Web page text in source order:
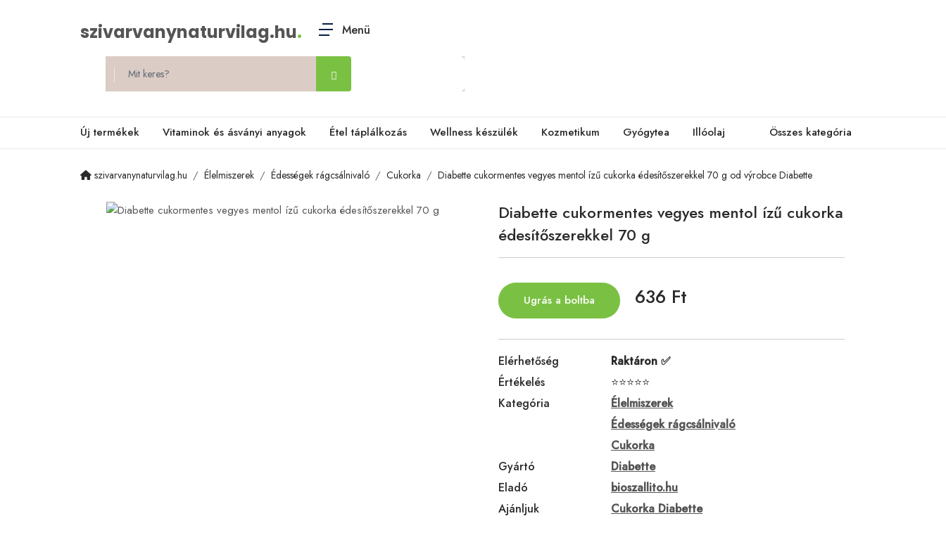
szivarvanynaturvilag.hu. Menü
Új termékek Vitaminok és ásványi anyagok Étel táplálkozás Wellness készülék Kozmetikum Gyógytea Illóolaj Összes kategória
szivarvanynaturvilag.hu Élelmiszerek Édességek rágcsálnivaló Cukorka Diabette cukormentes vegyes mentol ízű cukorka édesítőszerekkel 70 g od výrobce Diabette
Diabette cukormentes vegyes mentol ízű cukorka
édesítőszerekkel 70 g
Ugrás a boltba 636 Ft
Elérhetőség
Raktáron ✅
Értékelés
⭐⭐⭐⭐⭐
Kategória
Élelmiszerek
Édességek rágcsálnivaló
Cukorka
Gyártó
Diabette
Eladó
bioszallito.hu
Ajánljuk
Cukorka Diabette